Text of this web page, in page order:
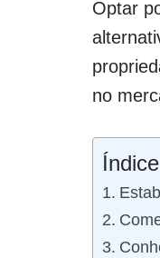
Optar
no